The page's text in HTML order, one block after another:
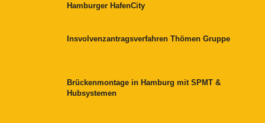
Hamburger HafenCity
Insvolvenzantragsverfahren Thömen Gruppe
Brückenmontage in Hamburg mit SPMT &
Hubsystemen